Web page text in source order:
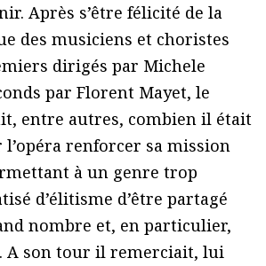
Après s’être félicité de la
des musiciens et choristes
dirigés par Michele
par Florent Mayet, le
entre autres, combien il était
renforcer sa mission
à un genre trop
d’élitisme d’être partagé
nombre et, en particulier,
A son tour il remerciait, lui